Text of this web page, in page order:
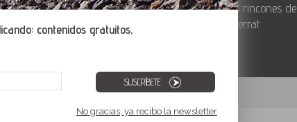
contenidos gratuitos,
SUSCRÍBETE
No gracias, ya recibo la newsletter
mejor punto de partida para descubrir todos los rincones de
la fabulosa, mítica y mágica montaña de Montserrat
España